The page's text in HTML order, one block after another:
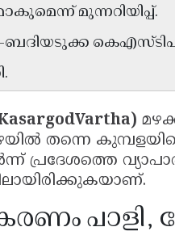
മുന്നറിയിപ്പ്.
തന്നെ
പ്രദേശത്തെ
പാളി,